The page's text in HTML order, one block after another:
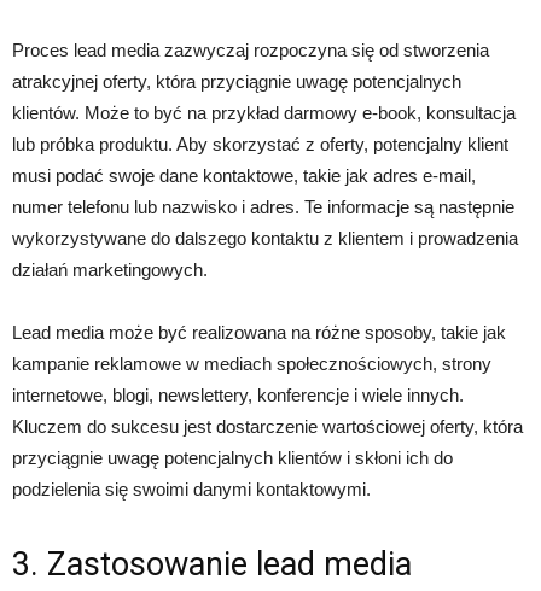
Proces lead media zazwyczaj rozpoczyna się od stworzenia
atrakcyjnej oferty, która przyciągnie uwagę potencjalnych
klientów. Może to być na przykład darmowy e-book, konsultacja
lub próbka produktu. Aby skorzystać z oferty, potencjalny klient
musi podać swoje dane kontaktowe, takie jak adres e-mail,
numer telefonu lub nazwisko i adres. Te informacje są następnie
wykorzystywane do dalszego kontaktu z klientem i prowadzenia
działań marketingowych.
Lead media może być realizowana na różne sposoby, takie jak
kampanie reklamowe w mediach społecznościowych, strony
internetowe, blogi, newslettery, konferencje i wiele innych.
Kluczem do sukcesu jest dostarczenie wartościowej oferty, która
przyciągnie uwagę potencjalnych klientów i skłoni ich do
podzielenia się swoimi danymi kontaktowymi.
3. Zastosowanie lead media